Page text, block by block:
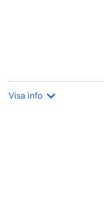
Visa info